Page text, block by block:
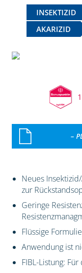
INSEKTIZID
AKARIZID
–
Neues
zur
Geringe
Flüssige
Anwendung ist
FIBL-Listung: